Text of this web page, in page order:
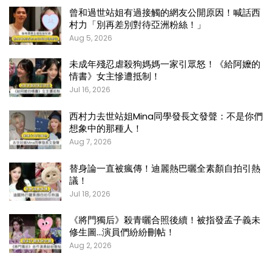
曾和過世站姐有過接觸的網友公開原因！喊話西
村力「別再差別對待亞洲粉絲！」
Aug 5, 2026
未成年殘忍虐殺狗媽媽一家引眾怒！《給阿嬤的
情書》女主慘遭抵制！
Jul 16, 2026
西村力去世站姐Mina同學發長文發聲：不是你們
想象中的那種人！
Aug 7, 2026
替身論一直被瘋傳！迪麗熱巴曬全素顏自拍引熱
議！
Jul 18, 2026
《將門獨后》殺青曬合照後續！被指發孟子義未
修生圖…演員們紛紛刪帖！
Aug 2, 2026